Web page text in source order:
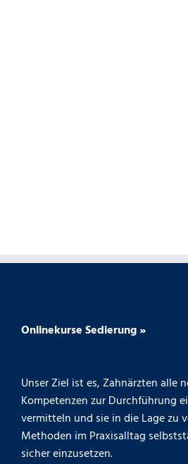
Onlinekurse Sedierung »
Unser Ziel ist es, Zahnärzten alle
Kompetenzen zur Durchführung
vermitteln und sie in die Lage zu
Methoden im Praxisalltag
sicher einzusetzen.